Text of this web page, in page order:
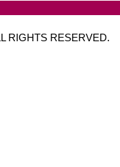
RIGHTS RESERVED.